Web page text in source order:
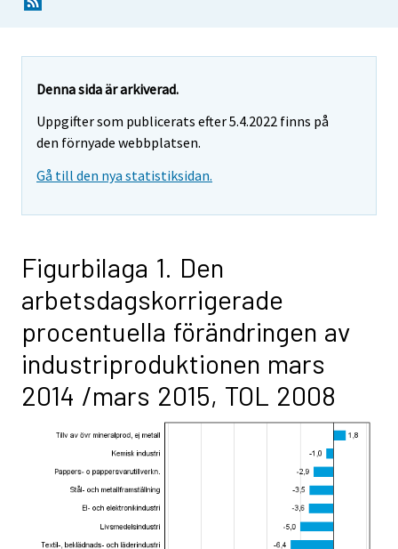
Denna sida är arkiverad.
Uppgifter som publicerats efter 5.4.2022 finns på
den förnyade webbplatsen.
Gå till den nya statistiksidan.
Figurbilaga 1. Den
arbetsdagskorrigerade
procentuella förändringen av
industriproduktionen mars
2014 /mars 2015, TOL 2008